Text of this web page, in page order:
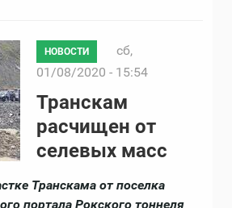
НОВОСТИ
сб,
01/08/2020 - 15:54
Транскам
расчищен от
селевых масс
Транскама от поселка
портала Рокского тоннеля